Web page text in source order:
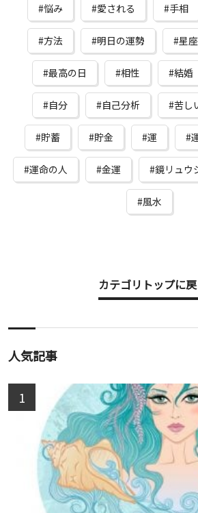
悩み 愛される 手相
方法 明日の運勢 星
最高の日 相性 結婚
自分 自己分析 苦し
貯蓄 貯金 運
運命の人 金運 鏡リュウ
風水
カテゴリトップに
人気記事
1